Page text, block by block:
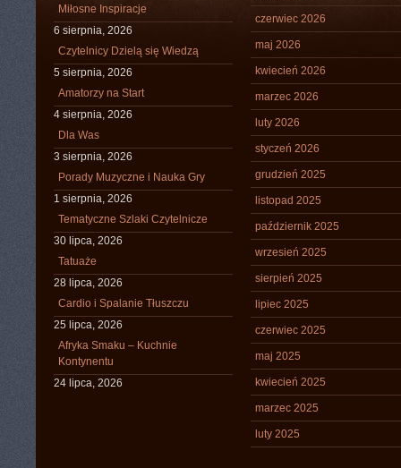
Miłosne Inspiracje
6 sierpnia, 2026
Czytelnicy Dzielą się Wiedzą
5 sierpnia, 2026
Amatorzy na Start
4 sierpnia, 2026
Dla Was
3 sierpnia, 2026
Porady Muzyczne i Nauka Gry
1 sierpnia, 2026
Tematyczne Szlaki Czytelnicze
30 lipca, 2026
Tatuaże
28 lipca, 2026
Cardio i Spalanie Tłuszczu
25 lipca, 2026
Afryka Smaku – Kuchnie
Kontynentu
24 lipca, 2026
czerwiec 2026
maj 2026
kwiecień 2026
marzec 2026
luty 2026
styczeń 2026
grudzień 2025
listopad 2025
październik 2025
wrzesień 2025
sierpień 2025
lipiec 2025
czerwiec 2025
maj 2025
kwiecień 2025
marzec 2025
luty 2025